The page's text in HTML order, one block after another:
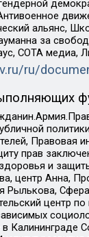
альянс,
за
СОТА медиа,
ru/
Правовая
прав
и
центр Анна,
Рылькова,
центр